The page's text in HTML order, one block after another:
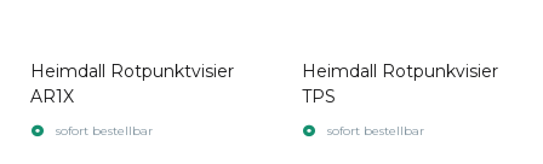
Heimdall Rotpunktvisier
AR1X
sofort bestellbar
Heimdall Rotpunkvisier
TPS
sofort bestellbar